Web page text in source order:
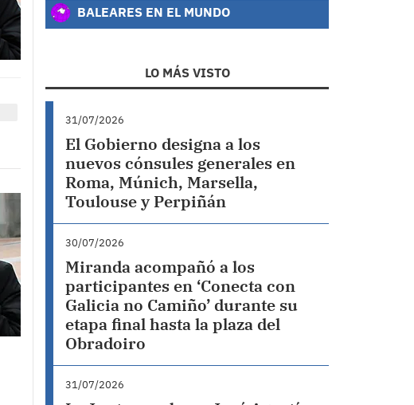
BALEARES EN EL MUNDO
LO MÁS VISTO
31/07/2026
El Gobierno designa a los
nuevos cónsules generales en
Roma, Múnich, Marsella,
Toulouse y Perpiñán
30/07/2026
Miranda acompañó a los
participantes en ‘Conecta con
Galicia no Camiño’ durante su
etapa final hasta la plaza del
Obradoiro
31/07/2026